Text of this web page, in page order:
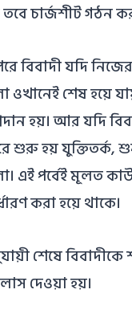
চার্জশীট গঠন
বিবাদী যদি
ওখানেই শেষ হয়ে
হয়। আর যদি
শুরু হয় যুক্তিতর্ক,
এই পর্বেই মূলত
করা হয়ে থাকে।
শেষে বিবাদীকে
দেওয়া হয়।